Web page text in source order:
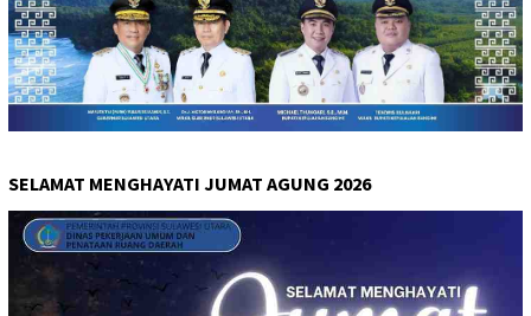
SELAMAT MENGHAYATI JUMAT AGUNG 2026